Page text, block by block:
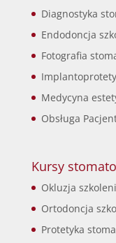
Diagnostyka
Endodoncja
Fotografia
Medycyna
Obsługa
Kursy
Okluzja
Ortodoncja
Protetyka